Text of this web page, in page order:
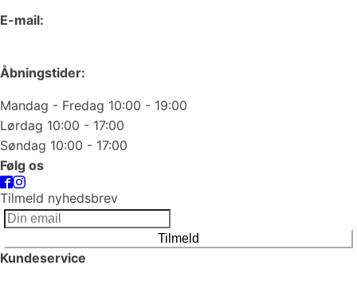
E-mail:
Åbningstider:
Mandag - Fredag 10:00 - 19:00
Lørdag 10:00 - 17:00
Søndag 10:00 - 17:00
Følg os
Tilmeld nyhedsbrev
Tilmeld
Kundeservice